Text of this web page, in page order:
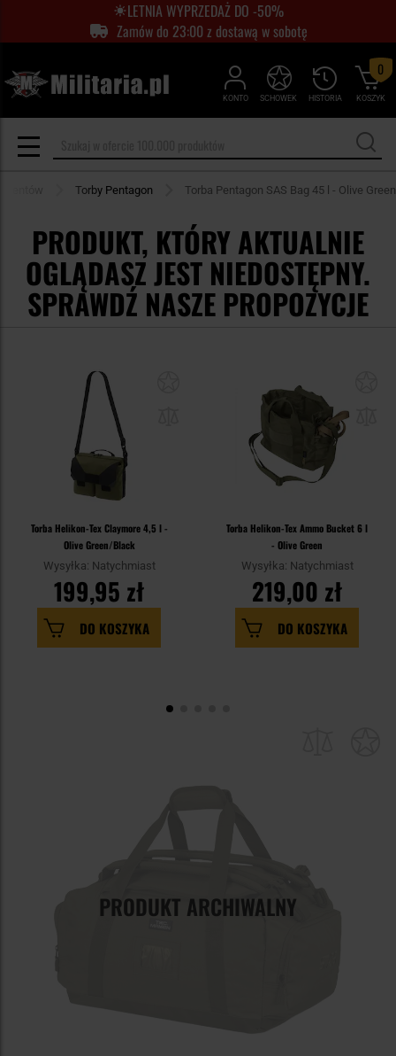
LETNIA WYPRZEDAŻ DO -50%
Zamów do 23:00 z dostawą w sobotę
KONTO HISTORIA
SCHOWEK KOSZYK
0
Torby Pentagon Torba Pentagon SAS Bag 45 l - Olive Green
PRODUKT, KTÓRY AKTUALNIE
OGLĄDASZ JEST NIEDOSTĘPNY.
SPRAWDŹ NASZE PROPOZYCJE
Torba Helikon-Tex Claymore 4,5 l -
Olive Green/Black
Wysyłka: Natychmiast
199,95 zł
DO KOSZYKA
Torba Helikon-Tex Ammo Bucket 6 l
- Olive Green
Wysyłka: Natychmiast
219,00 zł
DO KOSZYKA
PRODUKT ARCHIWALNY